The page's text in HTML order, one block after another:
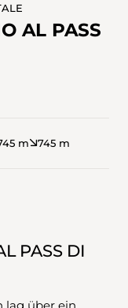
AL PASS
m 745 m
PASS DI